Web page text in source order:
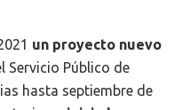
un proyecto nuevo
Servicio Público de
hasta septiembre de